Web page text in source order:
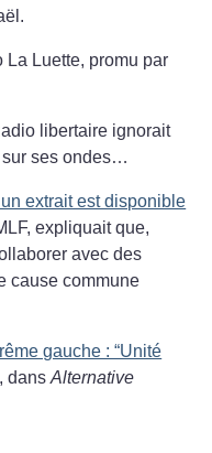
La Luette, promu par
libertaire ignorait
sur ses ondes…
extrait est disponible
expliquait que,
avec des
cause commune
gauche : “Unité
, dansAlternative